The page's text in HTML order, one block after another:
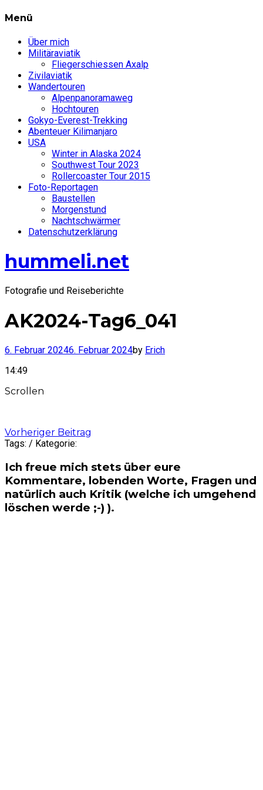
Menü
Über mich
Militäraviatik
Fliegerschiessen Axalp
Zivilaviatik
Wandertouren
Alpenpanoramaweg
Hochtouren
Gokyo-Everest-Trekking
Abenteuer Kilimanjaro
USA
Winter in Alaska 2024
Southwest Tour 2023
Rollercoaster Tour 2015
Foto-Reportagen
Baustellen
Morgenstund
Nachtschwärmer
Datenschutzerklärung
hummeli.net
Fotografie und Reiseberichte
AK2024-Tag6_041
6. Februar 20246. Februar 2024by Erich
14:49
Scrollen
Post
navigation
Vorheriger Beitrag
Tags: / Kategorie:
Ich freue mich stets über eure
Kommentare, lobenden Worte, Fragen und
natürlich auch Kritik (welche ich umgehend
löschen werde ;-) ).